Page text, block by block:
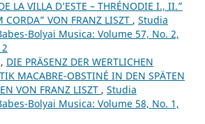
LA VILLA D’ESTE – THRÉNODIE I., II.”
CORDA” VON FRANZ LISZT , Studia
Bolyai Musica: Volume 57, No. 2,
DIE PRÄSENZ DER WERTLICHEN
MACABRE-OBSTINÉ IN DEN SPÄTEN
VON FRANZ LISZT , Studia
Bolyai Musica: Volume 58, No. 1,